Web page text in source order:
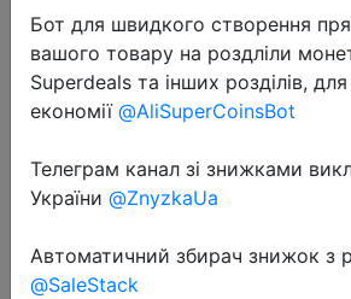
2019-02-24
Xiaomi телевизор HD-
4A 32" Global Version
Бот для швидкого створення
вашого товару на роздліли
Superdeals та інших розділів, для
економії @AliSuperCoinsBot
Телеграм канал зі знижками
України @ZnyzkaUa
Автоматичний збирач знижок з
@SaleStack